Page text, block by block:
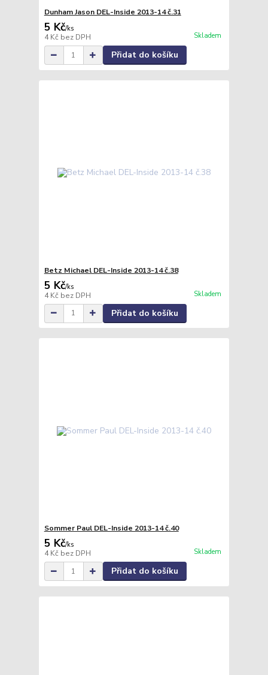
Dunham Jason DEL-Inside 2013-14 č.31
5 Kč/ks
4 Kč bez DPH Skladem
Přidat do košíku
Betz Michael DEL-Inside 2013-14 č.38
5 Kč/ks
4 Kč bez DPH Skladem
Přidat do košíku
Sommer Paul DEL-Inside 2013-14 č.40
5 Kč/ks
4 Kč bez DPH Skladem
Přidat do košíku